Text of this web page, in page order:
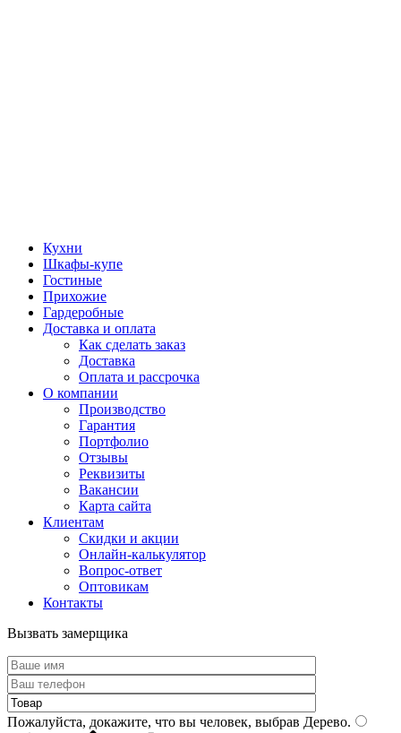
Кухни
Шкафы-купе
Гостиные
Прихожие
Гардеробные
Доставка и оплата
Как сделать заказ
Доставка
Оплата и рассрочка
О компании
Производство
Гарантия
Портфолио
Отзывы
Реквизиты
Вакансии
Карта сайта
Клиентам
Скидки и акции
Онлайн-калькулятор
Вопрос-ответ
Оптовикам
Контакты
Вызвать замерщика
Пожалуйста, докажите, что вы человек, выбрав Дерево.